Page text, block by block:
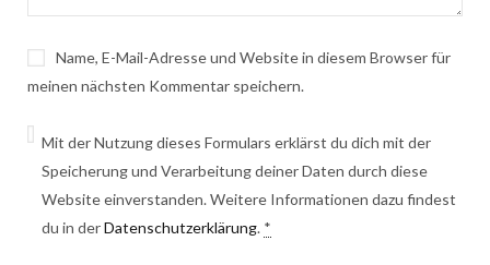
Name, E-Mail-Adresse und Website in diesem Browser für
meinen nächsten Kommentar speichern.
Mit der Nutzung dieses Formulars erklärst du dich mit der
Speicherung und Verarbeitung deiner Daten durch diese
Website einverstanden. Weitere Informationen dazu findest
du in derDatenschutzerklärung. *